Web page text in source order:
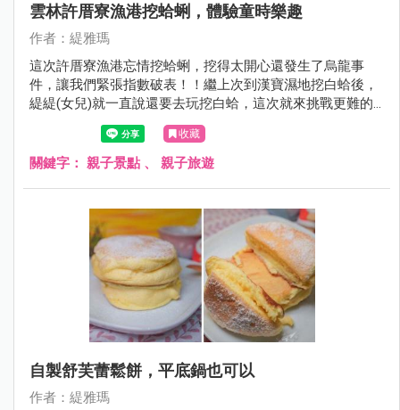
雲林許厝寮漁港挖蛤蜊，體驗童時樂趣
作者：緹雅瑪
這次許厝寮漁港忘情挖蛤蜊，挖得太開心還發生了烏龍事
件，讓我們緊張指數破表！！繼上次到漢寶濕地挖白蛤後，
緹緹(女兒)就一直說還要去玩挖白蛤，這次就來挑戰更難的
許厝寮漁港，為何會說挑戰呢！？因為緹編爬文作了好多功
課，發現許厝寮漁港的沙地前半段的泥路很難走，加上這裡
在9月中秋前後的生態更豐富，有白蛤、赤嘴、公呆，公呆
收藏
關鍵字： 親子景點 、 親子旅遊
自製舒芙蕾鬆餅，平底鍋也可以
作者：緹雅瑪